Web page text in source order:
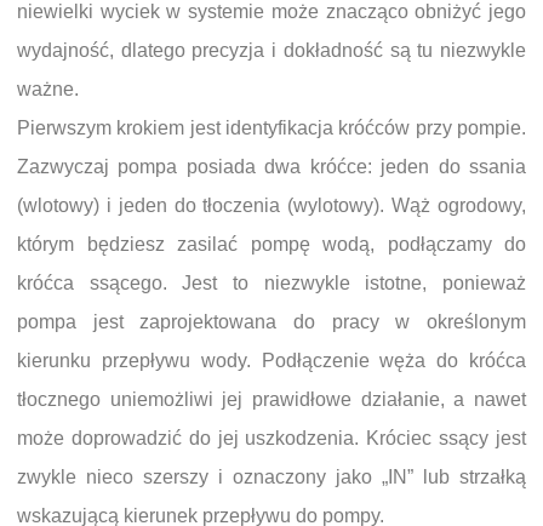
niewielki wyciek w systemie może znacząco obniżyć jego
wydajność, dlatego precyzja i dokładność są tu niezwykle
ważne.
Pierwszym krokiem jest identyfikacja króćców przy pompie.
Zazwyczaj pompa posiada dwa króćce: jeden do ssania
(wlotowy) i jeden do tłoczenia (wylotowy). Wąż ogrodowy,
którym będziesz zasilać pompę wodą, podłączamy do
króćca ssącego. Jest to niezwykle istotne, ponieważ
pompa jest zaprojektowana do pracy w określonym
kierunku przepływu wody. Podłączenie węża do króćca
tłocznego uniemożliwi jej prawidłowe działanie, a nawet
może doprowadzić do jej uszkodzenia. Króciec ssący jest
zwykle nieco szerszy i oznaczony jako „IN” lub strzałką
wskazującą kierunek przepływu do pompy.